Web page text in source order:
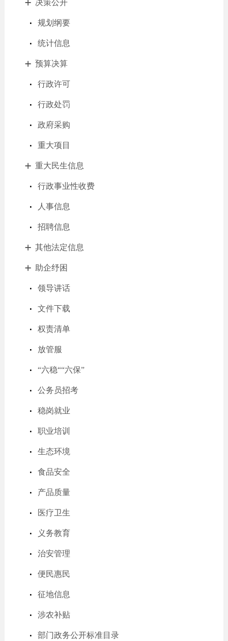
决策公开
规划纲要
统计信息
预算决算
行政许可
行政处罚
政府采购
重大项目
重大民生信息
行政事业性收费
人事信息
招聘信息
其他法定信息
助企纾困
领导讲话
文件下载
权责清单
放管服
“六稳““六保”
公务员招考
稳岗就业
职业培训
生态环境
食品安全
产品质量
医疗卫生
义务教育
治安管理
便民惠民
征地信息
涉农补贴
部门政务公开标准目录